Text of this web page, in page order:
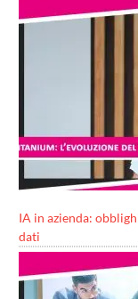
IA in azienda:
dati